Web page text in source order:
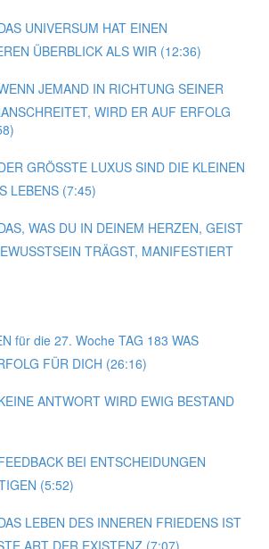
UNIVERSUM HAT EINEN
ÜBERBLICK ALS WIR (12:36)
JEMAND IN RICHTUNG SEINER
WIRD ER AUF ERFOLG
GRÖSSTE LUXUS SIND DIE KLEINEN
LEBENS (7:45)
WAS DU IN DEINEM HERZEN, GEIST
TRÄGST, MANIFESTIERT
für die 27. Woche TAG 183 WAS
FÜR DICH (26:16)
ANTWORT WIRD EWIG BESTAND
BEI ENTSCHEIDUNGEN
(5:52)
LEBEN DES INNEREN FRIEDENS IST
ART DER EXISTENZ (7:07)